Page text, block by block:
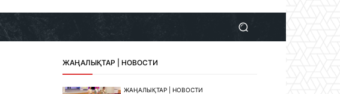
ЖАҢАЛЫҚТАР | НОВОСТИ
ЖАҢАЛЫҚТАР | НОВОСТИ